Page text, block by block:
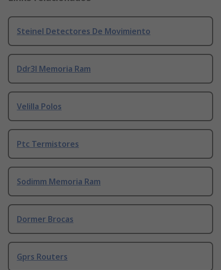
Steinel Detectores De Movimiento
Ddr3l Memoria Ram
Velilla Polos
Ptc Termistores
Sodimm Memoria Ram
Dormer Brocas
Gprs Routers